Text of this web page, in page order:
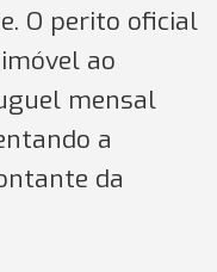
O perito oficial
ao
mensal
a
da